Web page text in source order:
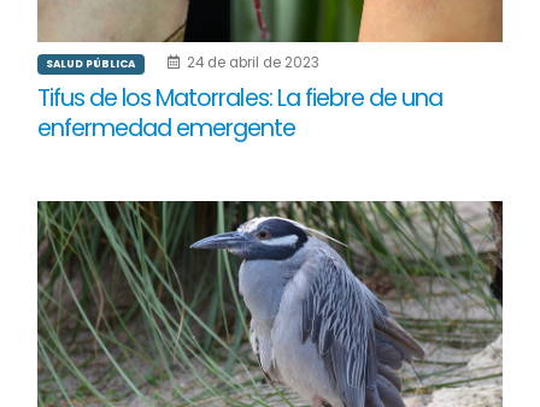
SALUD PÚBLICA 24 de abril de 2023
Tifus de los Matorrales: La fiebre de una
enfermedad emergente